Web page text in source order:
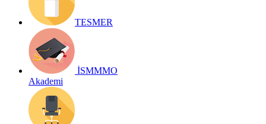
TESMER
İSMMMO
Akademi